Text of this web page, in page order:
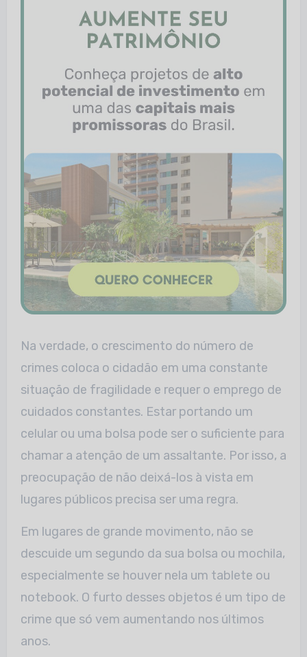
Na verdade, o crescimento do número de
crimes coloca o cidadão em uma constante
situação de fragilidade e requer o emprego de
cuidados constantes. Estar portando um
celular ou uma bolsa pode ser o suficiente para
chamar a atenção de um assaltante. Por isso, a
preocupação de não deixá-los à vista em
lugares públicos precisa ser uma regra.
Em lugares de grande movimento, não se
descuide um segundo da sua bolsa ou mochila,
especialmente se houver nela um tablete ou
notebook. O furto desses objetos é um tipo de
crime que só vem aumentando nos últimos
anos.